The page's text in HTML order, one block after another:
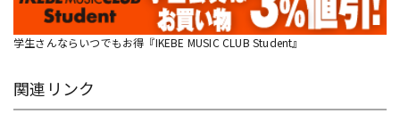
学生さんならいつでもお得『IKEBE MUSIC CLUB Student』
関連リンク